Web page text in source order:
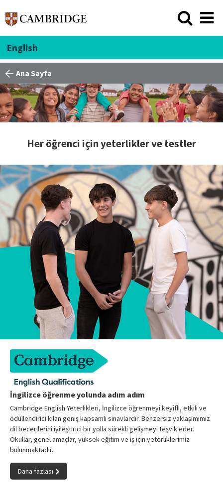
English
Ana Sayfa
Her öğrenci için yeterlikler ve testler
İngilizce öğrenme yolunda adım adım
Cambridge English Yeterlikleri, İngilizce öğrenmeyi keyifli, etkili ve
ödüllendirici kılan geniş kapsamlı sınavlardır. Benzersiz yaklaşımımız
dil becerilerini iyileştirici bir yolla sürekli gelişmeyi teşvik eder.
Okullar, genel amaçlar, yüksek eğitim ve iş için yeterliklerimiz
bulunmaktadır.
Daha fazlası